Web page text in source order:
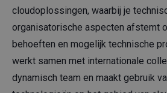
cloudoplossingen, waarbij je
organisatorische aspecten afstemt
behoeften en mogelijk technische
werkt samen met internationale
dynamisch team en maakt gebruik